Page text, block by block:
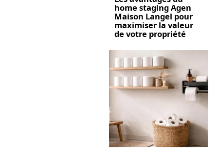
home staging Agen
Maison Langel pour
maximiser la valeur
de votre propriété